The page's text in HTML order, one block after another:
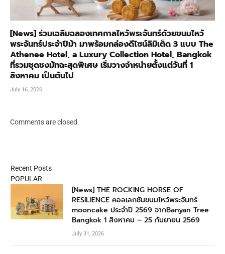
[News] ร่วมเฉลิมฉลองเทศกาลไหว้พระจันทร์ด้วยขนมไหว้
พระจันทร์ประจำปีม้า มาพร้อมกล่องดีไซน์ลิมิเต็ด 3 แบบ The
Athenee Hotel, a Luxury Collection Hotel, Bangkok
ที่รวมชุดชงมัทฉะสุดพิเศษ เริ่มวางจำหน่ายตั้งแต่วันที่ 1
สิงหาคม เป็นต้นไป
July 16, 2026
Comments are closed.
Recent Posts
POPULAR
[News] THE ROCKING HORSE OF
RESILIENCE คอลเลกชันขนมไหว้พระจันทร์
mooncake ประจำปี 2569 จากBanyan Tree
Bangkok 1 สิงหาคม – 25 กันยายน 2569
July 31, 2026